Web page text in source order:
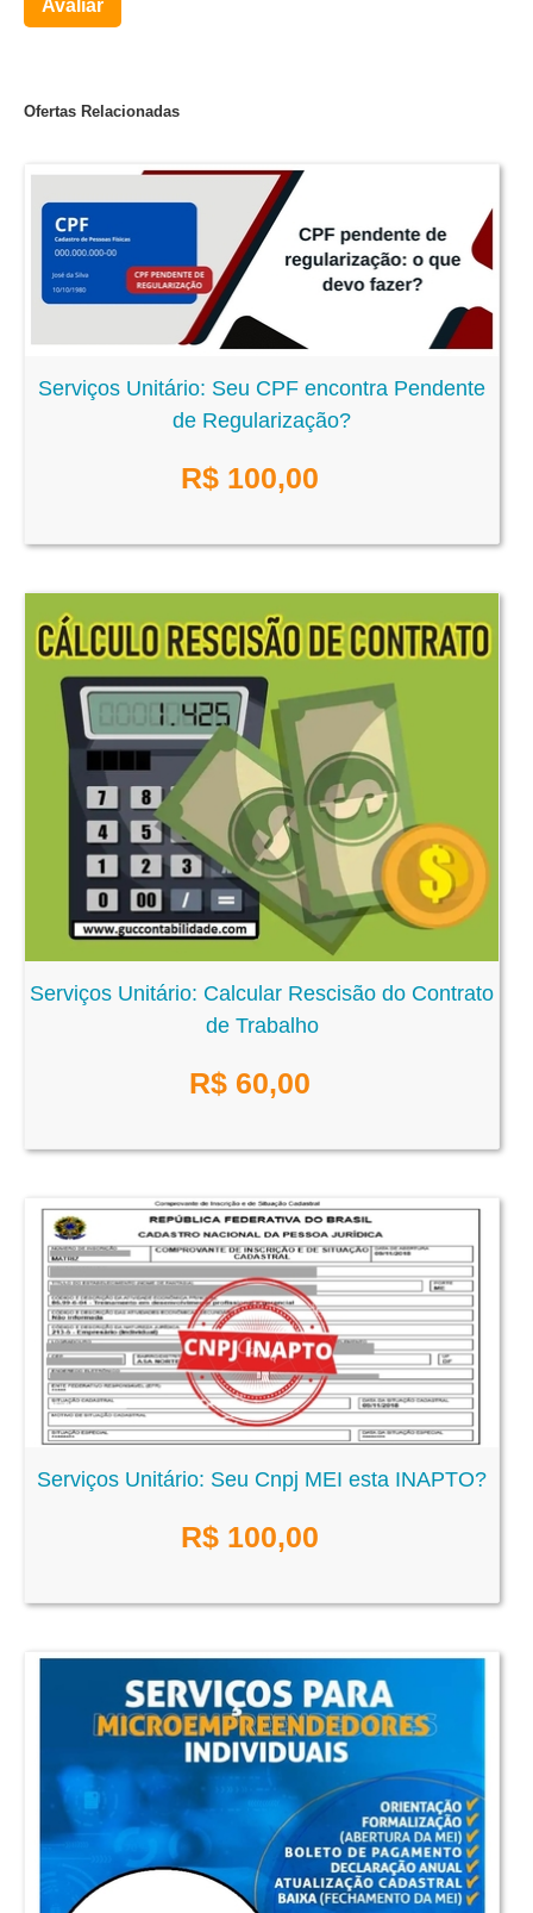
Avaliar
Ofertas Relacionadas
Serviços Unitário: Seu CPF encontra Pendente
de Regularização?
R$ 100,00
Serviços Unitário: Calcular Rescisão do Contrato
de Trabalho
R$ 60,00
Serviços Unitário: Seu Cnpj MEI esta INAPTO?
R$ 100,00